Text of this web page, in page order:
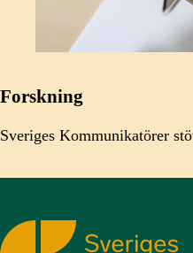
Forskning
Sveriges Kommunikatörer
Sveriges Kommunikatörer